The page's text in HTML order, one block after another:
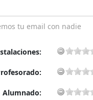
tu email con nadie
Alumnado: